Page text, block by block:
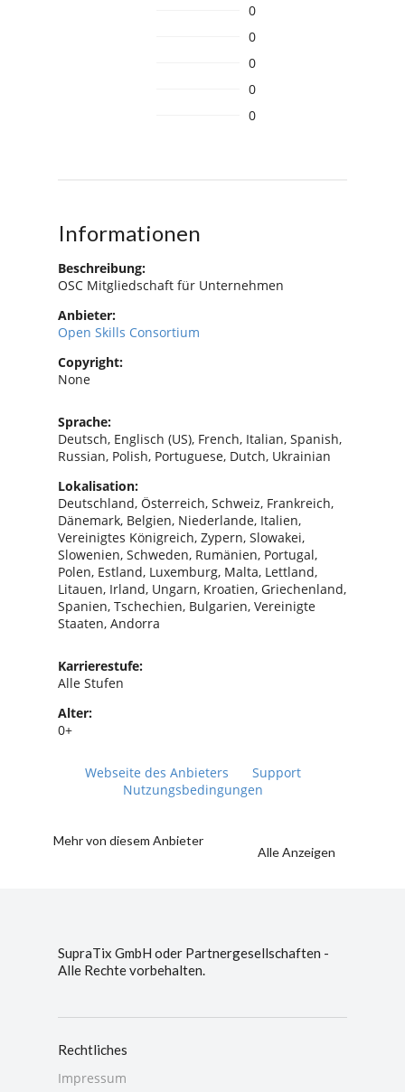
0
0
0
0
0
Informationen
Beschreibung:
OSC Mitgliedschaft für Unternehmen
Anbieter:
Open Skills Consortium
Copyright:
None
Sprache:
Deutsch, Englisch (US), French, Italian, Spanish,
Russian, Polish, Portuguese, Dutch, Ukrainian
Lokalisation:
Deutschland, Österreich, Schweiz, Frankreich,
Dänemark, Belgien, Niederlande, Italien,
Vereinigtes Königreich, Zypern, Slowakei,
Slowenien, Schweden, Rumänien, Portugal,
Polen, Estland, Luxemburg, Malta, Lettland,
Litauen, Irland, Ungarn, Kroatien, Griechenland,
Spanien, Tschechien, Bulgarien, Vereinigte
Staaten, Andorra
Karrierestufe:
Alle Stufen
Alter:
0+
Webseite des Anbieters
Support
Nutzungsbedingungen
Mehr von diesem Anbieter
Alle Anzeigen
SupraTix GmbH oder Partnergesellschaften -
Alle Rechte vorbehalten.
Rechtliches
Impressum